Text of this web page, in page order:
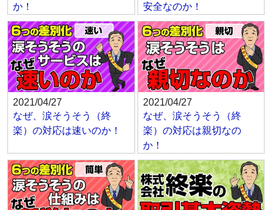
か！
安全なのか！
2021/04/27
なぜ、涙そうそう（終
楽）の対応は速いのか！
2021/04/27
なぜ、涙そうそう（終
楽）の対応は親切なの
か！